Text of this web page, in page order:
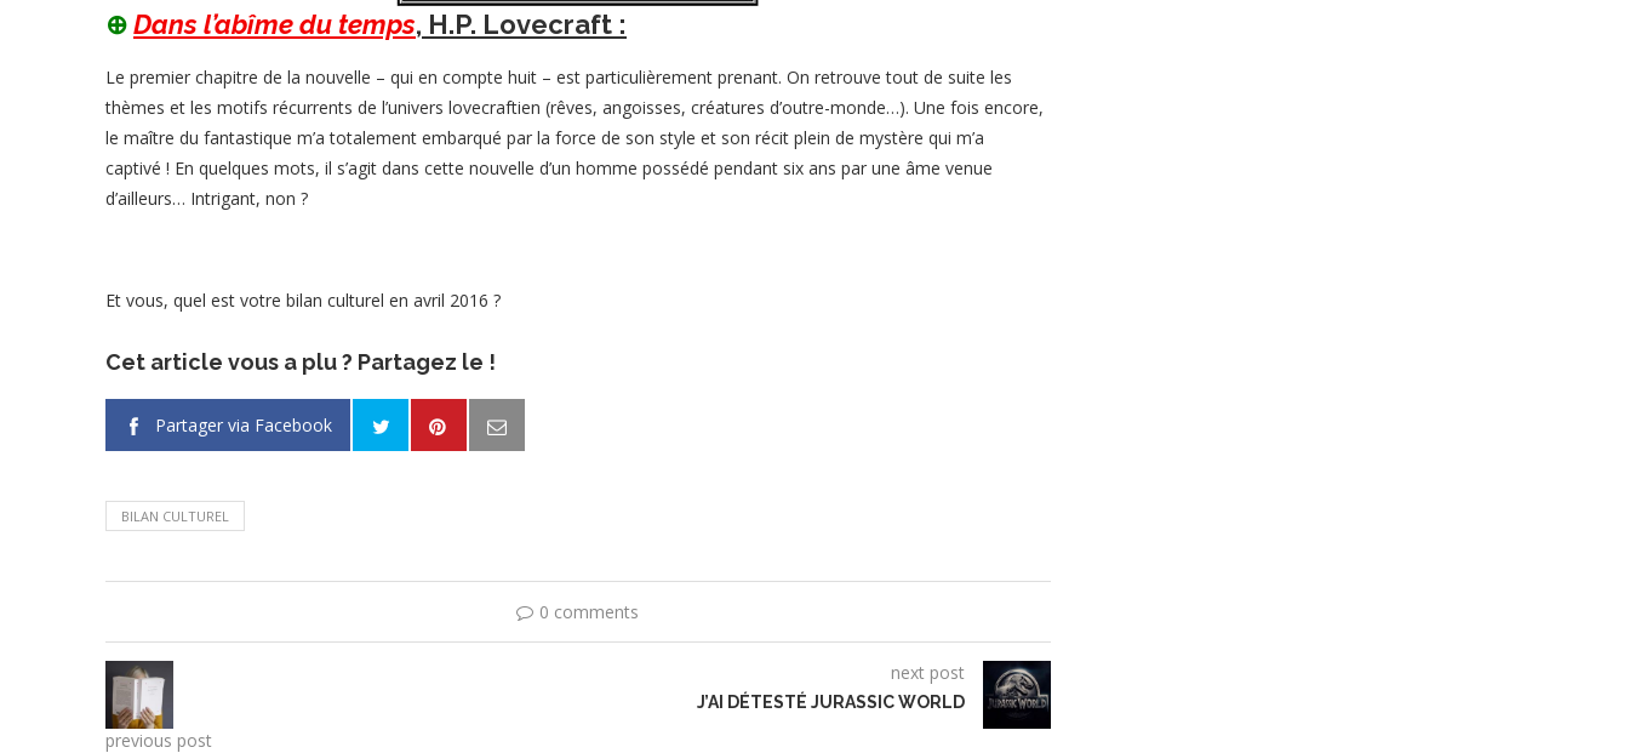
⊕Dans l’abîme du temps, H.P. Lovecraft :
Le premier chapitre de la nouvelle – qui en compte huit – est particulièrement prenant. On retrouve tout de suite les
thèmes et les motifs récurrents de l’univers lovecraftien (rêves, angoisses, créatures d’outre-monde…). Une fois encore,
le maître du fantastique m’a totalement embarqué par la force de son style et son récit plein de mystère qui m’a
captivé ! En quelques mots, il s’agit dans cette nouvelle d’un homme possédé pendant six ans par une âme venue
d’ailleurs… Intrigant, non ?
Et vous, quel est votre bilan culturel en avril 2016 ?
Cet article vous a plu ? Partagez le !
Partager via Facebook
BILAN CULTUREL
0 comments
previous post
next post
J’AI DÉTESTÉ JURASSIC WORLD